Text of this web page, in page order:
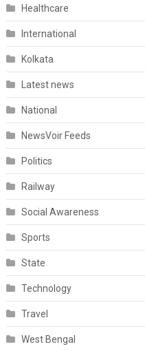
Healthcare
International
Kolkata
Latest news
National
NewsVoir Feeds
Politics
Railway
Social Awareness
Sports
State
Technology
Travel
West Bengal